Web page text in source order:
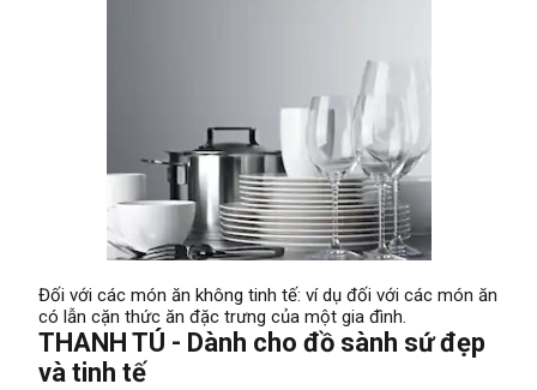
Đối với các món ăn không tinh tế: ví dụ đối với các món ăn
có lẫn cặn thức ăn đặc trưng của một gia đình.
THANH TÚ - Dành cho đồ sành sứ đẹp
và tinh tế